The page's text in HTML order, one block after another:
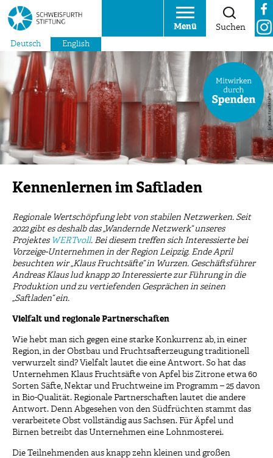
Menü Suchen
Deutsch English
Kennenlernen im Saftladen
Regionale Wertschöpfung lebt von stabilen Netzwerken. Seit
2022 gibt es deshalb das „Wandernde Netzwerk“ unseres
Projektes WERTvoll. Bei diesem treffen sich Interessierte bei
Vorzeige-Unternehmen in der Region Leipzig. Ende April
besuchten wir „Klaus Fruchtsäfte“ in Wurzen. Geschäftsführer
Andreas Klaus lud knapp 20 Interessierte zur Führung in die
Produktion und zu vertiefenden Gesprächen in seinen
„Saftladen“ ein.
Vielfalt und regionale Partnerschaften
Wie hebt man sich gegen eine starke Konkurrenz ab, in einer
Region, in der Obstbau und Fruchtsafterzeugung traditionell
verwurzelt sind? Vielfalt lautet die eine Antwort. So hat das
Unternehmen Klaus Fruchtsäfte von Apfel bis Zitrone etwa 60
Sorten Säfte, Nektar und Fruchtweine im Programm – 25 davon
in Bio-Qualität. Regionale Partnerschaften lautet die andere
Antwort. Denn Abgesehen von den Südfrüchten stammt das
verarbeitete Obst vollständig aus Sachsen. Für Äpfel und
Birnen betreibt das Unternehmen eine Lohnmosterei.
Die Teilnehmenden aus knapp zehn kleinen und großen